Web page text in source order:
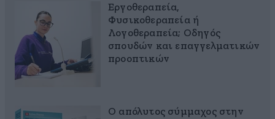
Εργοθεραπεία,
Φυσικοθεραπεία ή
Λογοθεραπεία; Οδηγός
σπουδών και επαγγελματικών
προοπτικών
Ο απόλυτος σύμμαχος στην